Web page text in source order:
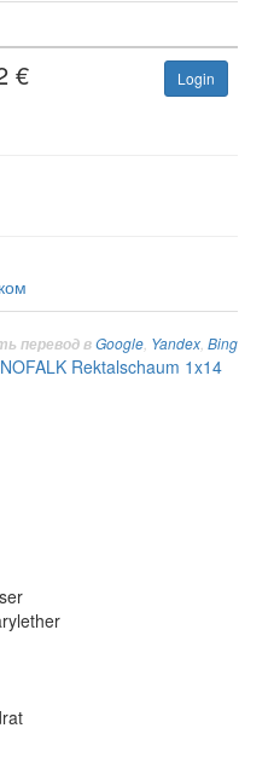
€ Login
перевод вGoogle Yandex Bing
Rektalschaum 1x14